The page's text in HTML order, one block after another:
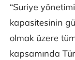
“Suriye
kapasitesinin
olmak üzere
kapsamında